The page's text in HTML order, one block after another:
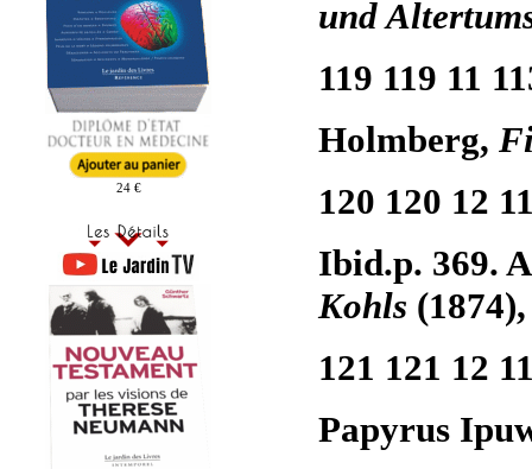
24 €
und
119 119 11
Holmberg,
120 120 12
Ibid.p. 369.
Kohls
121 121 12
Papyrus